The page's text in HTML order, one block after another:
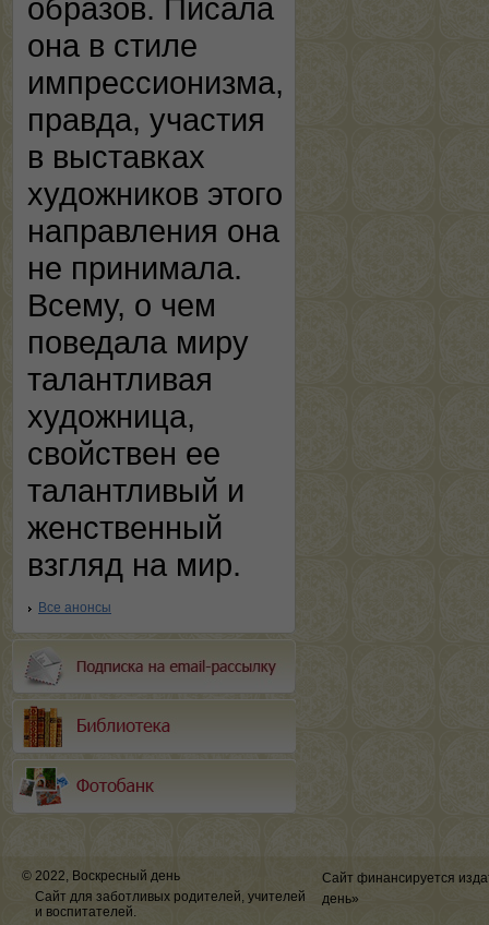
образов. Писала
она в стиле
импрессионизма,
правда, участия
в выставках
художников этого
направления она
не принимала.
Всему, о чем
поведала миру
талантливая
художница,
свойствен ее
талантливый и
женственный
взгляд на мир.
Все анонсы
© 2022, Воскресный день
Сайт для заботливых родителей, учителей
и воспитателей.
Сайт финансируется
день»